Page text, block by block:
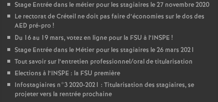
Stage Entrée dans le métier pour les stagiaires le 27 novembre 2020
Le rectorat de Créteil ne doit pas faire d’économies sur le dos des
AED pré-pro !
Du 16 au 19 mars, votez en ligne pour la FSU à l’INSPE !
Stage Entrée dans le Métier pour les stagiaires le 26 mars 2021
Tout savoir sur l’entretien professionnel/oral de titularisation
Elections à l’INSPE : la FSU première
Infostagiaires n°3 2020-2021 : Titularisation des stagiaires, se
projeter vers la rentrée prochaine